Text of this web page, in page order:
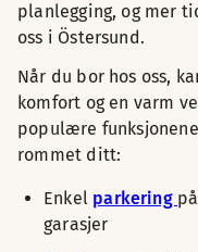
planlegging, og mer
oss i Östersund.
Når du bor hos oss,
komfort og en varm
populære
rommet ditt:
Enkel parkering
garasjer